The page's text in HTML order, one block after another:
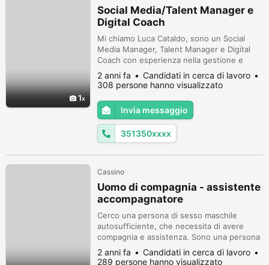
1
Social Media/Talent Manager e
Digital Coach
Mi chiamo Luca Cataldo, sono un Social
Media Manager, Talent Manager e Digital
Coach con esperienza nella gestione e
nell'ottimizzazione delle presenze sui social
media per aziende e personalità pubbliche.
Ho una grande passione per l'arte della
comunicazione digitale e una solida
conoscenza delle tendenze e delle doti
manageriali. Inoltre, come Talent Manag...
2 anni fa
Candidati in cerca di lavoro
308 persone hanno visualizzato
Invia messaggio
351350xxxx
Cassino
Uomo di compagnia - assistente
accompagnatore
Cerco una persona di sesso maschile
autosufficiente, che necessita di avere
compagnia e assistenza. Sono una persona
referenziata, sono Cavaliere della
Repubblica. La vita riserva cose inaspettate
2 anni fa
Candidati in cerca di lavoro
289 persone hanno visualizzato